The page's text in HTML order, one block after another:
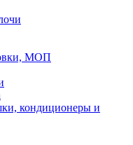
МОП
кондиционеры и